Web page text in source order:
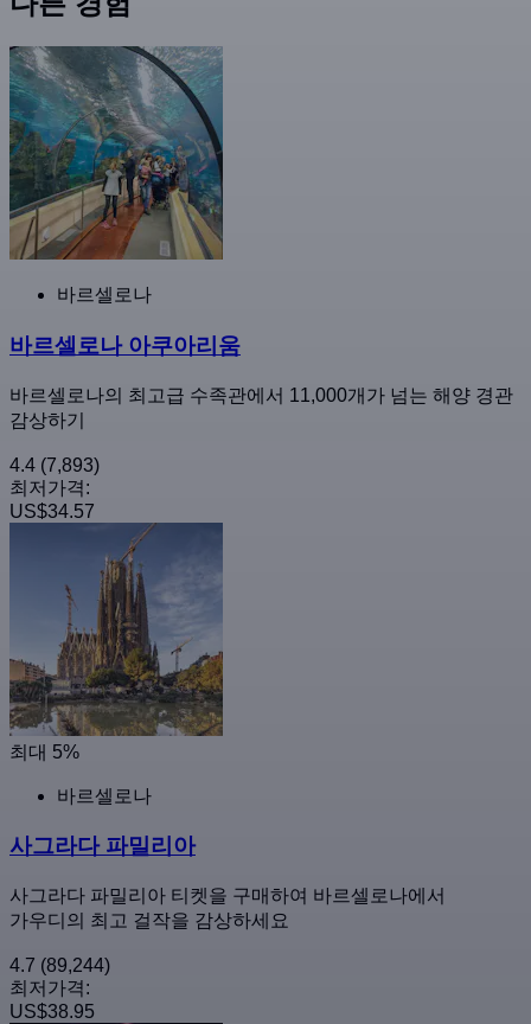
바르셀로나
바르셀로나 아쿠아리움
바르셀로나의 최고급 수족관에서 11,000개가 넘는 해양 경관
감상하기
4.4 (7,893)
최저가격:
US$34.57
최대 5%
바르셀로나
사그라다 파밀리아
사그라다 파밀리아 티켓을 구매하여 바르셀로나에서
가우디의 최고 걸작을 감상하세요
4.7 (89,244)
최저가격:
US$38.95